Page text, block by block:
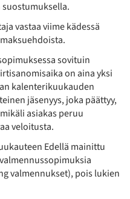
vastaa viime kädessä
sovituin
on aina yksi
kalenterikuukauden
jäsenyys, joka päättyy,
asiakas peruu
veloitusta.
Edellä mainittu
valmennukset), pois lukien